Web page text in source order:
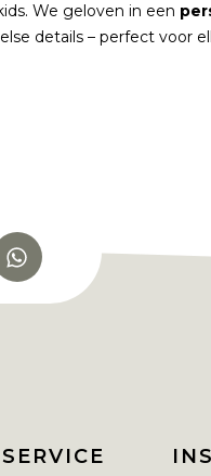
We geloven in een
details – perfect voor